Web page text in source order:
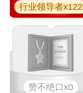
行业领导者x122
赞不绝口x0